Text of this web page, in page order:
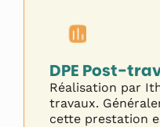
DPE Post-
Réalisation par
travaux.
cette prestation